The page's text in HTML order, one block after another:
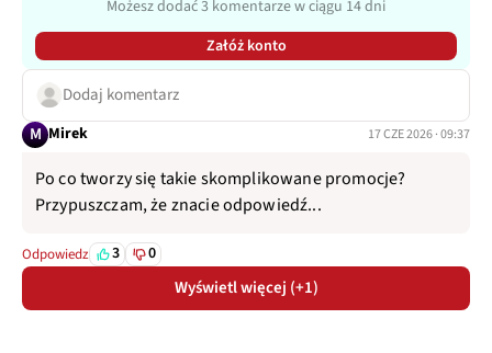
Możesz dodać 3 komentarze w ciągu 14 dni
Załóż konto
Dodaj komentarz
M Mirek 17 CZE 2026 · 09:37
Po co tworzy się takie skomplikowane promocje?
Przypuszczam, że znacie odpowiedź...
Odpowiedz 3 0
Wyświetl więcej (+1)